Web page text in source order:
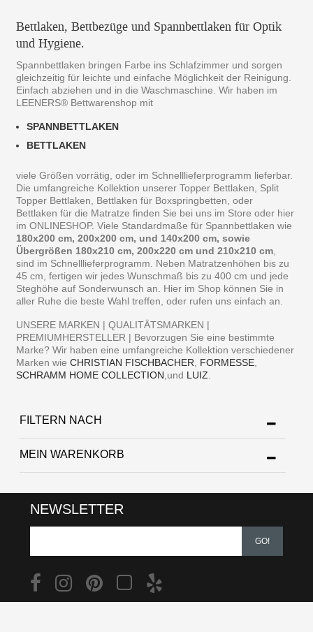
Bettlaken, Bettbezüge und Spannbettlaken für Optik
und Hygiene.
Spannbettlaken bringen Farbe ins Schlafzimmer und sorgen
gleichzeitig für leichte und einfache Möglichkeit der Reinigung.
Einfach abziehen und in die Waschmaschine. Wir haben im
LEENERS® Bettwarenshop mit
SPANNBETTLAKEN
BETTLAKEN
viele Größen vorrätig, oder im Schnelllieferprogramm lieferbar.
Die umfangreiche Kollektion unserer Topper Bettlaken, Split
Topper Bettlaken, Bettlaken für Boxspringbetten, oder
Bettlaken für die Matratze finden Sie bei uns im Store oder hier
im ONLINESHOP. Viele Standardmaße für Spannbettlaken wie
180x200 cm, 200x200 cm, und 140x200 cm, sowie
Übergrößen 180x210 cm, 200x220 cm und 210x210 cm
sind im Schnelllieferprogramm. Neben Matratzenhöhen bis zu
45 cm, fertigen wir jedes Wunschmaß bis zu 400 cm und jede
Steghöhe auf Sonderwunsch an. Hier im Shop können Sie in
aller Ruhe die beste Wahl treffen, oder rufen uns einfach an.
UNSERE MARKEN | QUALITÄTSMARKEN |
PREMIUMHERSTELLER | Bevorzugen Sie eine bestimmte
Marke? Wir haben eine umfangreiche Kollektion verschiedener
Marken wieCHRISTIAN FISCHBACHER FORMESSE
SCHRAMM HOME COLLECTION ,und LUIZ
FILTERN NACH
MEIN WARENKORB
NEWSLETTER
GO!